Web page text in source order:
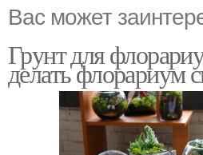
Вас может
Грунт для
делать флорариум